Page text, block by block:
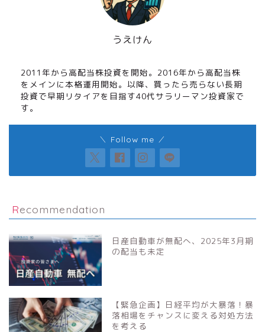
うえけん
2011年から高配当株投資を開始。2016年から高配当株
をメインに本格運用開始。以降、買ったら売らない長期
投資で早期リタイアを目指す40代サラリーマン投資家で
す。
＼ Follow me ／
Recommendation
日産自動車が無配へ、2025年3月期
の配当も未定
【緊急企画】日経平均が大暴落！暴
落相場をチャンスに変える対処方法
を考える